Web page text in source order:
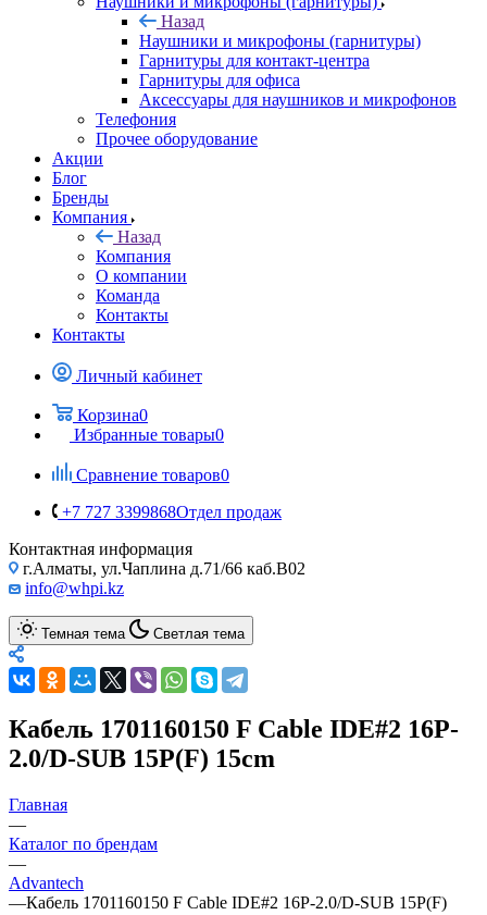
Назад
Наушники и микрофоны (гарнитуры)
Гарнитуры для контакт-центра
Гарнитуры для офиса
Аксессуары для наушников и микрофонов
Телефония
Прочее оборудование
Акции
Блог
Бренды
Компания
Назад
Компания
О компании
Команда
Контакты
Контакты
Личный кабинет
Корзина0
Избранные товары0
Сравнение товаров0
+7 727 3399868Отдел продаж
Контактная информация
г.Алматы, ул.Чаплина д.71/66 каб.B02
info@whpi.kz
Темная тема Светлая тема
Кабель 1701160150 F Cable IDE#2 16P-
2.0/D-SUB 15P(F) 15cm
Главная
—
Каталог по брендам
—
Advantech
—Кабель 1701160150 F Cable IDE#2 16P-2.0/D-SUB 15P(F)